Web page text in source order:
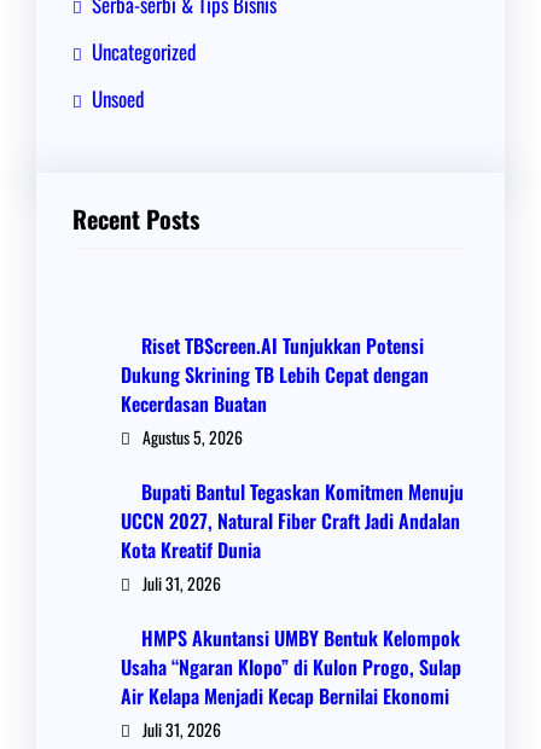
Uncategorized
Unsoed
Recent Posts
Riset TBScreen.AI Tunjukkan Potensi
Dukung Skrining TB Lebih Cepat dengan
Kecerdasan Buatan
Agustus 5, 2026
Bupati Bantul Tegaskan Komitmen Menuju
UCCN 2027, Natural Fiber Craft Jadi Andalan
Kota Kreatif Dunia
Juli 31, 2026
HMPS Akuntansi UMBY Bentuk Kelompok
Usaha “Ngaran Klopo” di Kulon Progo, Sulap
Air Kelapa Menjadi Kecap Bernilai Ekonomi
Juli 31, 2026